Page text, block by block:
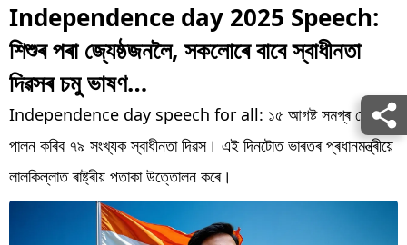
মনোৰঞ্জন
ব্যৱসায়
শিক্ষা
খেল
Independence day 2025 Speech:
শিশুৰ পৰা জ্যেষ্ঠজনলৈ, সকলোৰে বাবে স্বাধীনতা
দিৱসৰ চমু ভাষণ…
Independence day speech for all: ১৫ আগষ্ট সমগ্ৰ দেশে
পালন কৰিব ৭৯ সংখ্যক স্বাধীনতা দিৱস। এই দিনটোত ভাৰতৰ প্ৰধানমন্ত্ৰীয়ে
লালকিল্লাত ৰাষ্ট্ৰীয় পতাকা উত্তোলন কৰে।